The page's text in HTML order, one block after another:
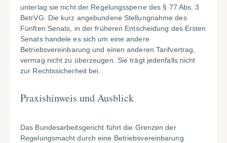
unterlag sie nicht der Regelungssperre des § 77 Abs. 3
BetrVG. Die kurz angebundene Stellungnahme des
Fünften Senats, in der früheren Entscheidung des Ersten
Senats handele es sich um eine andere
Betriebsvereinbarung und einen anderen Tarifvertrag,
vermag nicht zu überzeugen. Sie trägt jedenfalls nicht
zur Rechtssicherheit bei.
Praxishinweis und Ausblick
Das Bundesarbeitsgericht führt die Grenzen der
Regelungsmacht durch eine Betriebsvereinbarung